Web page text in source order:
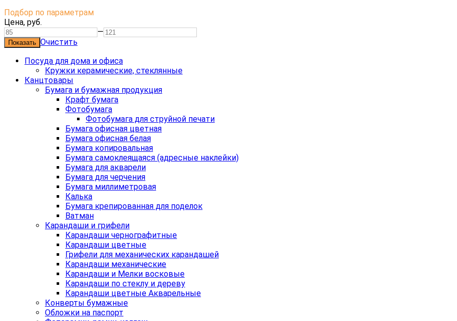
Подбор по параметрам
Цена, руб.
—
Очистить
Посуда для дома и офиса
Кружки керамические, стеклянные
Канцтовары
Бумага и бумажная продукция
Крафт бумага
Фотобумага
Фотобумага для струйной печати
Бумага офисная цветная
Бумага офисная белая
Бумага копировальная
Бумага самоклеящаяся (адресные наклейки)
Бумага для акварели
Бумага для черчения
Бумага миллиметровая
Калька
Бумага крепированная для поделок
Ватман
Карандаши и грифели
Карандаши чернографитные
Карандаши цветные
Грифели для механических карандашей
Карандаши механические
Карандаши и Мелки восковые
Карандаши по стеклу и дереву
Карандаши цветные Акварельные
Конверты бумажные
Обложки на паспорт